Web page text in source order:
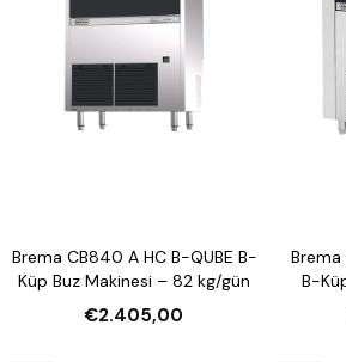
Brema CB840 A HC B-QUBE B-
Küp Buz Makinesi – 82 kg/gün
€2.405,00
Brema
B-